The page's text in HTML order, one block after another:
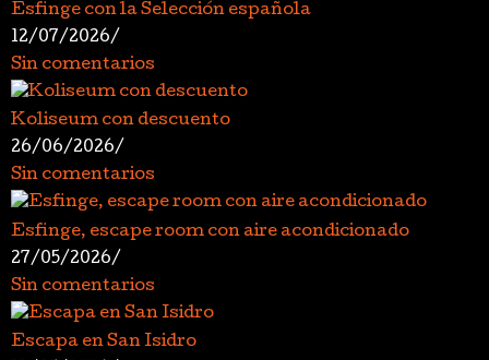
Esfinge con la Selección española
12/07/2026/
Sin comentarios
Koliseum con descuento
26/06/2026/
Sin comentarios
Esfinge, escape room con aire acondicionado
27/05/2026/
Sin comentarios
Escapa en San Isidro